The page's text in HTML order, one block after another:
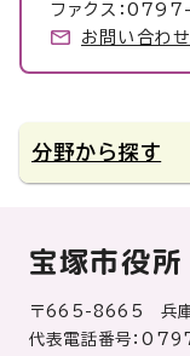
ファクス：
お問い合わ
分野から探す
宝塚市役所
〒665-8665 兵庫
代表電話番号：